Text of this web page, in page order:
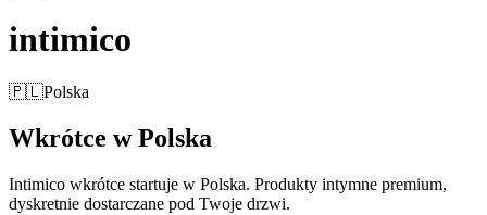
intimico
🇵🇱Polska
Wkrótce w Polska
Intimico wkrótce startuje w Polska. Produkty intymne premium,
dyskretnie dostarczane pod Twoje drzwi.